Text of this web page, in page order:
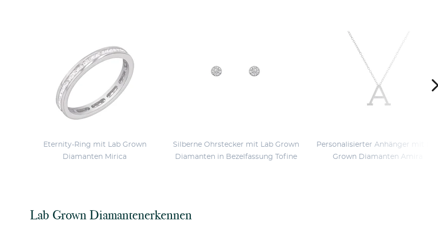
Eternity-Ring mit Lab Grown
Diamanten Mirica
Silberne Ohrstecker mit Lab Grown
Diamanten in Bezelfassung Tofine
Personalisierter Anhänger mit Lab
Grown Diamanten Amira
Lab Grown Diamantenerkennen